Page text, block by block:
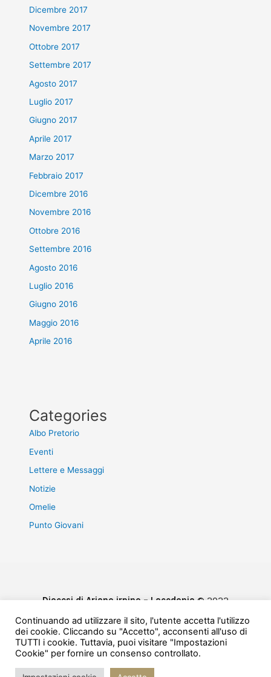
Dicembre 2017
Novembre 2017
Ottobre 2017
Settembre 2017
Agosto 2017
Luglio 2017
Giugno 2017
Aprile 2017
Marzo 2017
Febbraio 2017
Dicembre 2016
Novembre 2016
Ottobre 2016
Settembre 2016
Agosto 2016
Luglio 2016
Giugno 2016
Maggio 2016
Aprile 2016
Categories
Albo Pretorio
Eventi
Lettere e Messaggi
Notizie
Omelie
Punto Giovani
Diocesi di Ariano irpino – Lacedonia © 2022
Privacy & Cookie Policy
Powered bye-Direct
Continuando ad utilizzare il sito, l'utente accetta l'utilizzo
dei cookie. Cliccando su "Accetto", acconsenti all'uso di
TUTTI i cookie. Tuttavia, puoi visitare "Impostazioni
Cookie" per fornire un consenso controllato.